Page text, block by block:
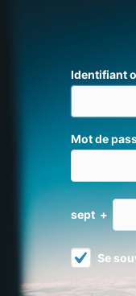
Identifiant
Mot de
sept +
Se